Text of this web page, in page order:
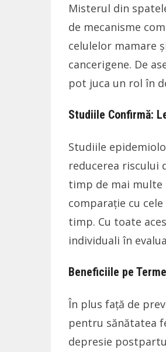
Misterul din
de mecanisme
celulelor mamare
cancerigene. De
pot juca un rol în
Studiile Confirmă:
Studiile
reducerea riscului
timp de mai multe
comparație cu
timp. Cu toate
individuali în
Beneficiile pe
În plus față de
pentru sănătatea
depresie